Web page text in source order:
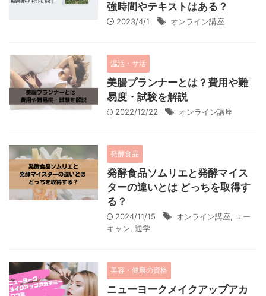
強時間やテキストはある？
2023/4/1 オンライン講座
温活・サ活
美腸プランナーとは？費用や難
易度・試験を解説
2022/12/22 オンライン講座
発酵食品
発酵食品ソムリエと発酵マイス
ターの違いとは どっちを取得す
る？
2024/11/15 オンライン講座, ユー
キャン, 通学
美容・健康の資格
ニューヨークメイクアップアカ